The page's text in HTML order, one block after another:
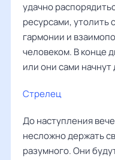
удачно
ресурсами, утолить
гармонии и
человеком. В конце
или они сами начнут
Стрелец
До наступления
несложно держать
разумного. Они